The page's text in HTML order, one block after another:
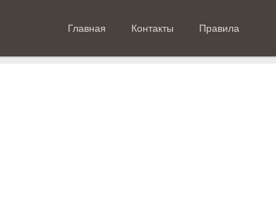
Главная Контакты Правила